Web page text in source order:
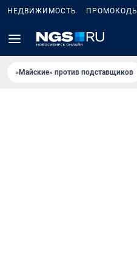
НЕДВИЖИМОСТЬ ПРОМОКОДЫ
«Майские» против подставщиков